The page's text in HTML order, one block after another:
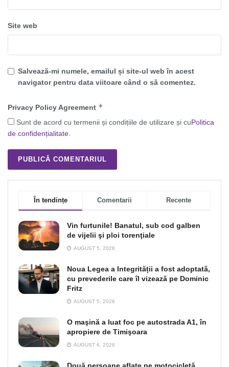
Site web
Salvează-mi numele, emailul și site-ul web în acest
navigator pentru data viitoare când o să comentez.
Privacy Policy Agreement *
Sunt de acord cu termenii și condițiile de utilizare și cuPolitica
de confidențialitate.
În tendințe Comentarii Recente
Vin furtunile! Banatul, sub cod galben
de vijelii şi ploi torenţiale
AUGUST 5, 2026
Noua Legea a Integrității a fost adoptată,
cu prevederile care îl vizează pe Dominic
Fritz
AUGUST 5, 2026
O maşină a luat foc pe autostrada A1, în
apropiere de Timişoara
AUGUST 6, 2026